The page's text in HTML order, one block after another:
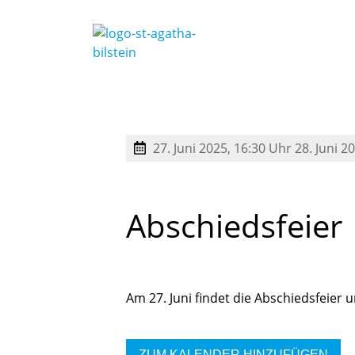
27. Juni 2025, 16:30 Uhr28. Juni
Abschiedsfeier
Am 27. Juni findet die Abschiedsfeier